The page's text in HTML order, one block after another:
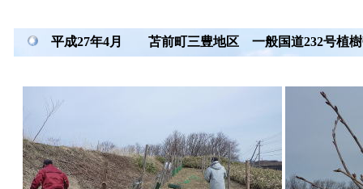
平成27年4月 苫前町三豊地区 一般国道232号植樹